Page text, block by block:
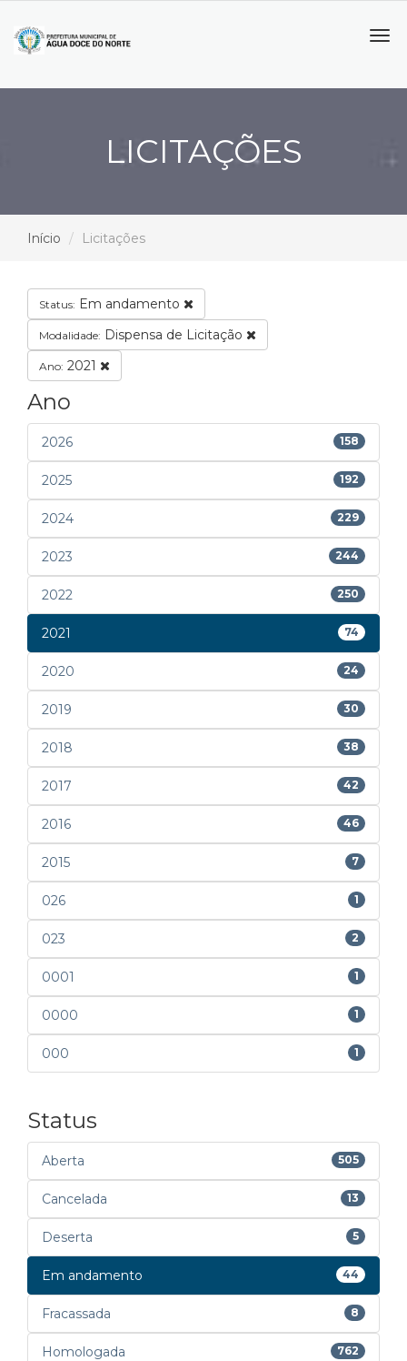
LICITAÇÕES
Início Licitações
Status: Em andamento
Modalidade: Dispensa de Licitação
Ano: 2021
Ano
2026 158
2025 192
2024 229
2023 244
2022 250
2021 74
2020 24
2019 30
2018 38
2017 42
2016 46
2015 7
026 1
023 2
0001 1
0000 1
000 1
Status
Aberta 505
Cancelada 13
Deserta 5
Em andamento 44
Fracassada 8
Homologada 762